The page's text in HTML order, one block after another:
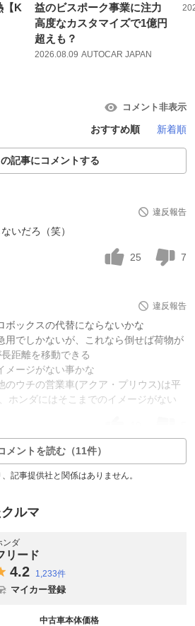
【K
益のビスポーク事業に注力
高度なカスタマイズで1億円
超えも？
2026.08.09 AUTOCAR JAPAN
コメント非表示
おすすめ順 新着順
記事にコメントする
違反報告
いだろ（笑）
25 7
違反報告
ボックスの代替にならないかな
用でしかないが、これなら倒せば荷物が
距離を移動できる
メージがない事かな
のウチの営業車(アクア・プリウス)は平
ホンダにはそこまでのイメージがない
メントを読む（11件）
記事提供社と関係はありません。
ルマ
ンダ
リード
4.2 1,233件
マイカー登録
中古車本体価格